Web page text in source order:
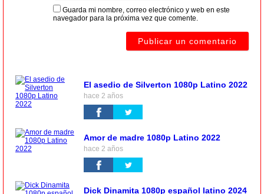
Guarda mi nombre, correo electrónico y web en este
navegador para la próxima vez que comente.
El asedio de Silverton 1080p Latino 2022
hace 2 años
Amor de madre 1080p Latino 2022
hace 2 años
Dick Dinamita 1080p español latino 2024